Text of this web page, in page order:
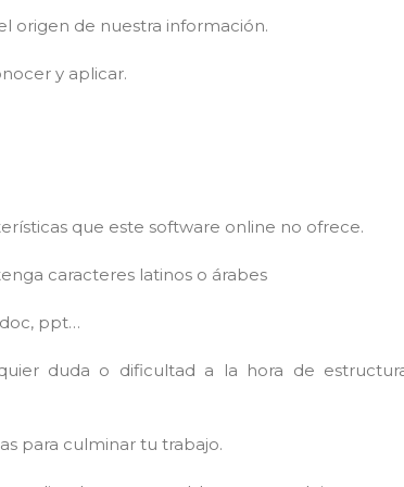
origen de nuestra información.
y aplicar.
que este software online no ofrece.
caracteres latinos o árabes
ppt…
duda o dificultad a la hora de
para culminar tu trabajo.